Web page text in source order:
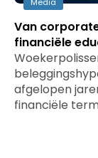
Van
financiële
afgelopen
financiële